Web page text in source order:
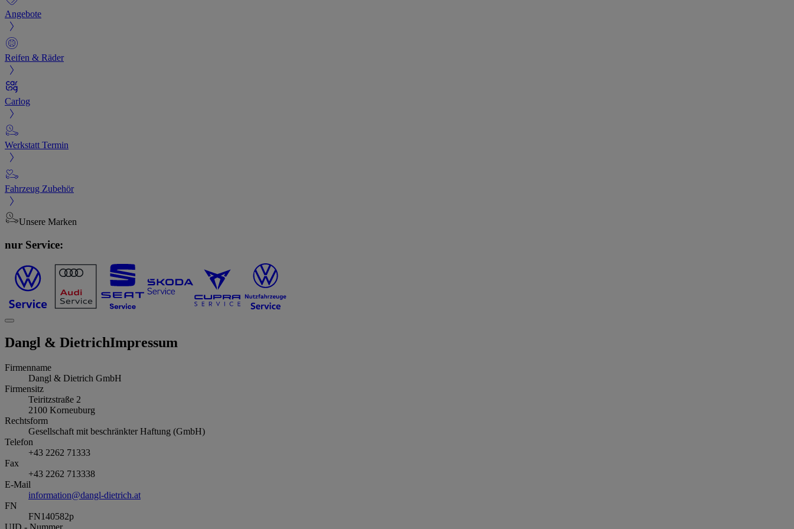
Angebote
Reifen & Räder
Carlog
Werkstatt Termin
Fahrzeug Zubehör
Unsere Marken
nur Service:
Dangl & DietrichImpressum
Firmenname
Dangl & Dietrich GmbH
Firmensitz
Teiritzstraße 2
2100 Korneuburg
Rechtsform
Gesellschaft mit beschränkter Haftung (GmbH)
Telefon
+43 2262 71333
Fax
+43 2262 713338
E-Mail
information@dangl-dietrich.at
FN
FN140582p
UID - Nummer